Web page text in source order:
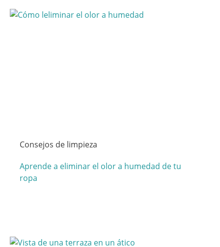
Consejos de limpieza
Aprende a eliminar el olor a humedad de tu
ropa